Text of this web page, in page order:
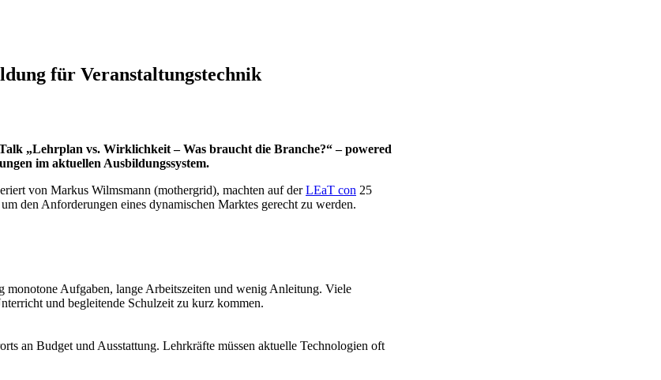
für Veranstaltungstechnik
„Lehrplan vs. Wirklichkeit – Was braucht die Branche?“ – powered
im aktuellen Ausbildungssystem.
von Markus Wilmsmann (mothergrid), machten auf derLEaT con 25
den Anforderungen eines dynamischen Marktes gerecht zu werden.
Aufgaben, lange Arbeitszeiten und wenig Anleitung. Viele
und begleitende Schulzeit zu kurz kommen.
an Budget und Ausstattung. Lehrkräfte müssen aktuelle Technologien oft